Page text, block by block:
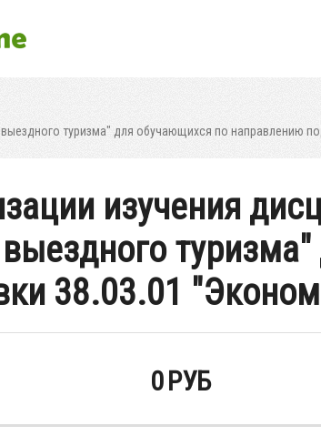
туризма" для обучающихся по направлению
изучения
38.03.01
0РУБ